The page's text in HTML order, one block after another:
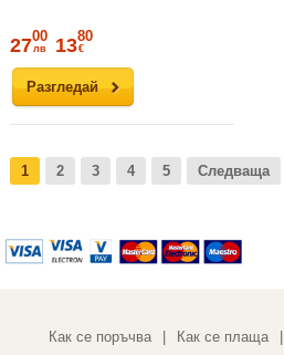
Разгледай
2700
лв 1380
€
1 2 3 4 5 Следваща
Как се поръчва Как се плаща